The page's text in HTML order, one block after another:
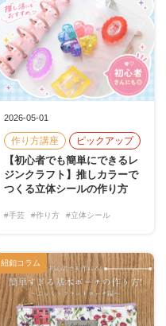
2026-05-01
作り方講座 ピックアップ
【初心者でも簡単にできるレ
ジンクラフト】推しカラーで
つくる立体シールの作り方
#手芸 #作り方 #立体シール
紐釦コラム